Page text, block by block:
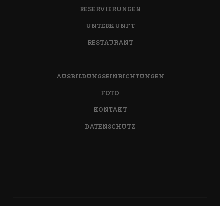
RESERVIERUNGEN
UNTERKUNFT
RESTAURANT
AUSBILDUNGSEINRICHTUNGEN
FOTO
KONTAKT
DATENSCHUTZ